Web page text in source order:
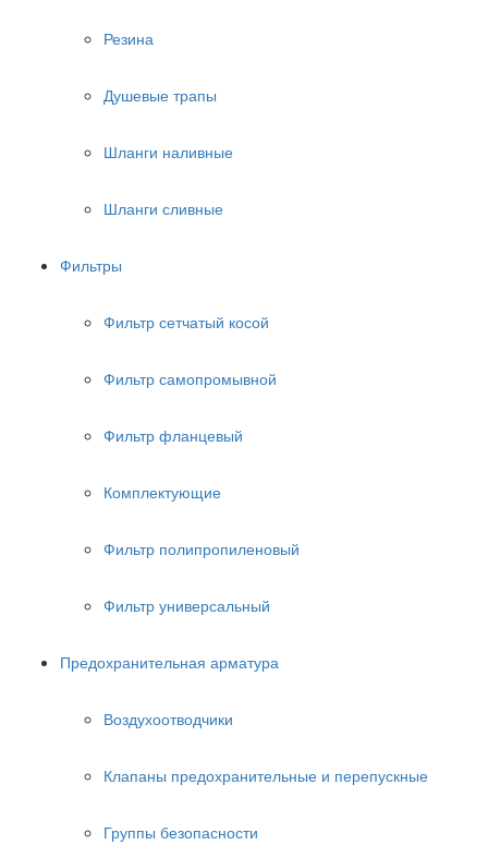
Резина
Душевые трапы
Шланги наливные
Шланги сливные
Фильтры
Фильтр сетчатый косой
Фильтр самопромывной
Фильтр фланцевый
Комплектующие
Фильтр полипропиленовый
Фильтр универсальный
Предохранительная арматура
Воздухоотводчики
Клапаны предохранительные и перепускные
Группы безопасности